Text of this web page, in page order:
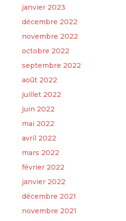
janvier 2023
décembre 2022
novembre 2022
octobre 2022
septembre 2022
août 2022
juillet 2022
juin 2022
mai 2022
avril 2022
mars 2022
février 2022
janvier 2022
décembre 2021
novembre 2021